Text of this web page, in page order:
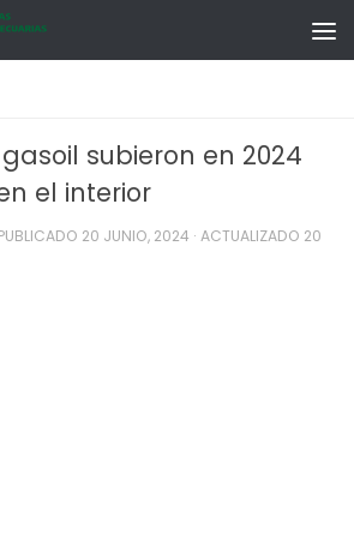
subieron en 2024
el interior
20 JUNIO, 2024 · ACTUALIZADO 20